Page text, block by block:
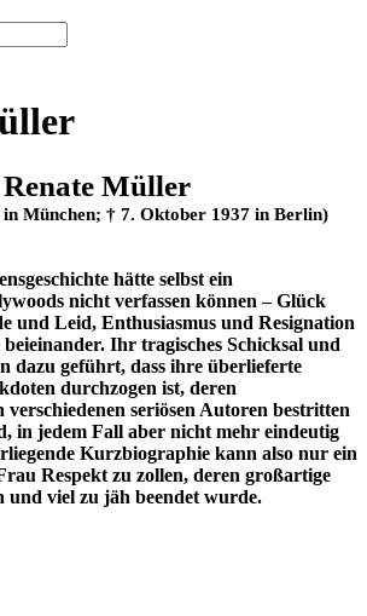
Renate Müller
München; † 7. Oktober 1937 in Berlin)
hätte selbst ein
nicht verfassen können – Glück
und Leid, Enthusiasmus und Resignation
beieinander. Ihr tragisches Schicksal und
dazu geführt, dass ihre überlieferte
durchzogen ist, deren
seriösen Autoren bestritten
in jedem Fall aber nicht mehr eindeutig
Kurzbiographie kann also nur ein
Respekt zu zollen, deren großartige
viel zu jäh beendet wurde.